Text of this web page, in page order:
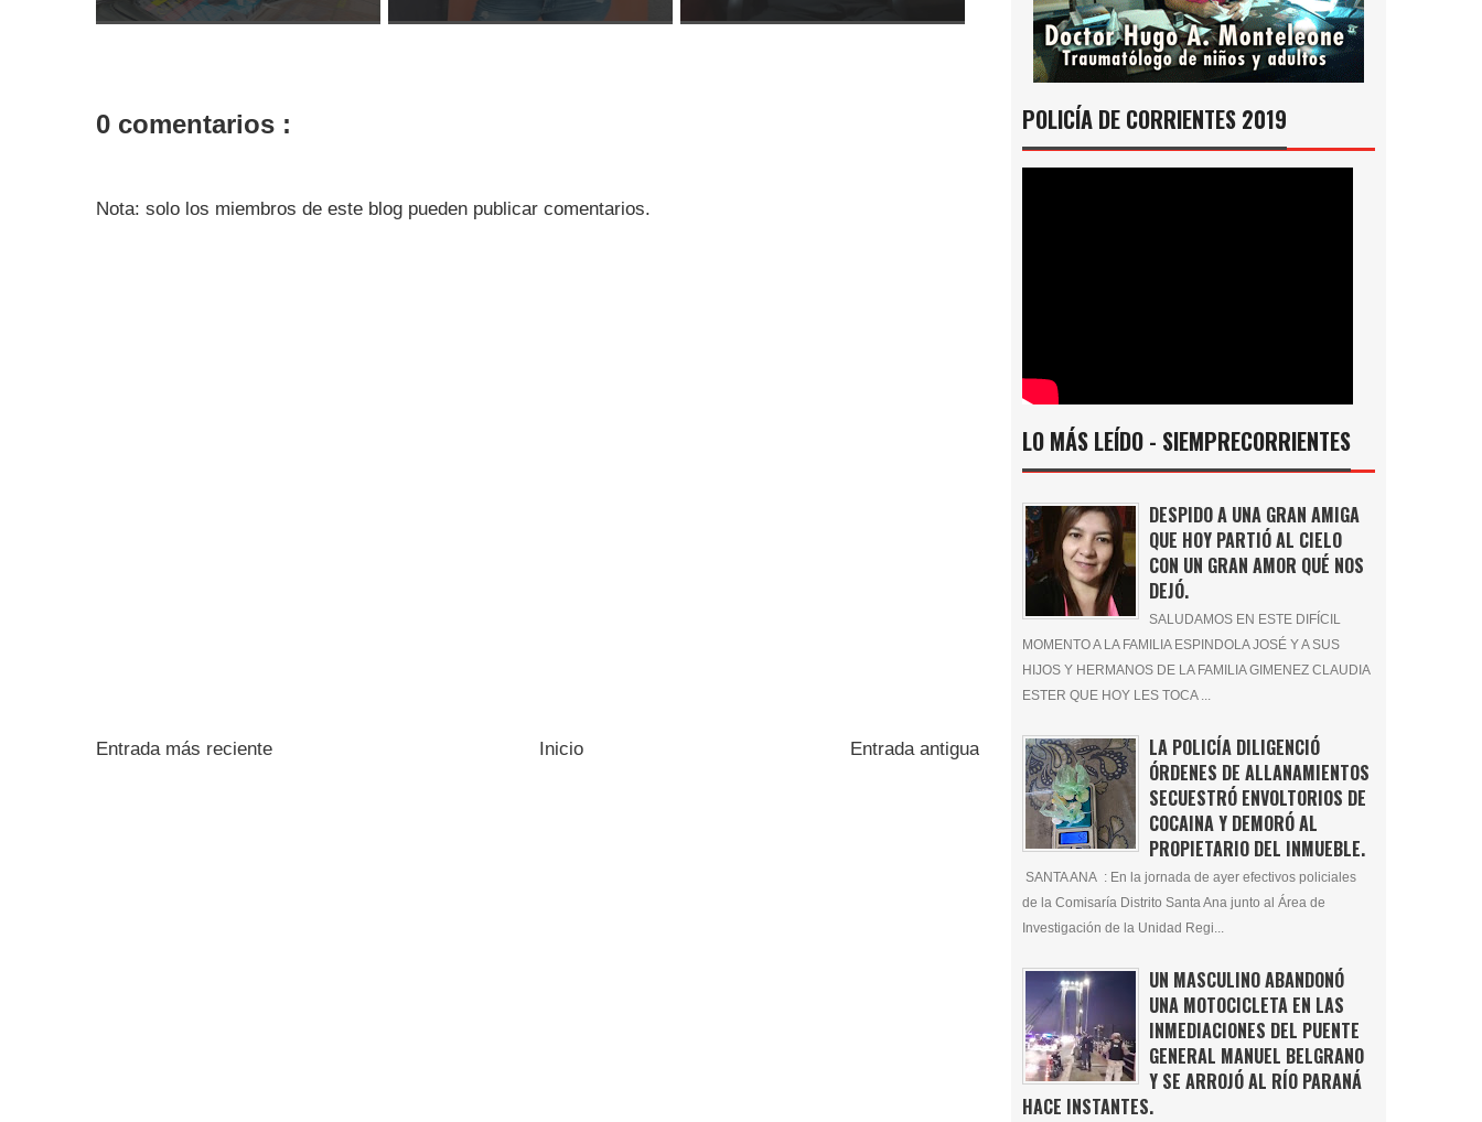
0 comentarios :
Nota: solo los miembros de este blog pueden publicar comentarios.
Entrada más reciente Entrada antigua
Inicio
POLICÍA DE CORRIENTES 2019
LO MÁS LEÍDO - SIEMPRECORRIENTES
DESPIDO A UNA GRAN AMIGA
QUE HOY PARTIÓ AL CIELO
CON UN GRAN AMOR QUÉ NOS
DEJÓ.
SALUDAMOS EN ESTE DIFÍCIL
MOMENTO A LA FAMILIA ESPINDOLA JOSÉ Y A SUS
HIJOS Y HERMANOS DE LA FAMILIA GIMENEZ CLAUDIA
ESTER QUE HOY LES TOCA ...
LA POLICÍA DILIGENCIÓ
ÓRDENES DE ALLANAMIENTOS
SECUESTRÓ ENVOLTORIOS DE
COCAINA Y DEMORÓ AL
PROPIETARIO DEL INMUEBLE.
SANTA ANA : En la jornada de ayer efectivos policiales
de la Comisaría Distrito Santa Ana junto al Área de
Investigación de la Unidad Regi...
UN MASCULINO ABANDONÓ
UNA MOTOCICLETA EN LAS
INMEDIACIONES DEL PUENTE
GENERAL MANUEL BELGRANO
Y SE ARROJÓ AL RÍO PARANÁ
HACE INSTANTES.